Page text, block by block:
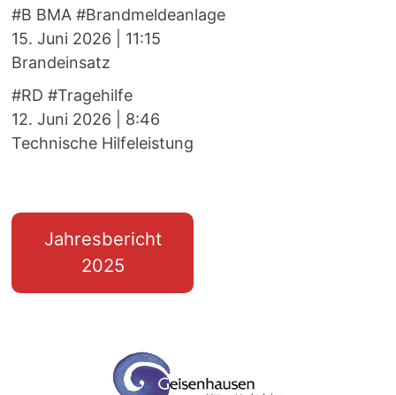
#B BMA #Brandmeldeanlage
15. Juni 2026
11:15
Brandeinsatz
#RD #Tragehilfe
12. Juni 2026
8:46
Technische Hilfeleistung
Jahresbericht
2025